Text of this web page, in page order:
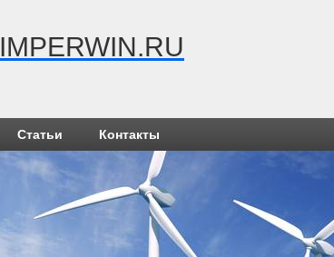
IMPERWIN.RU
Статьи Контакты